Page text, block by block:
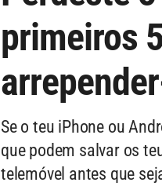
primeiros
Se o teu iPhone ou
que podem salvar os
telemóvel antes que